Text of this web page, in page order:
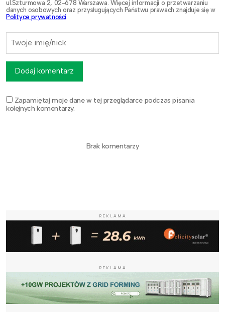
ul.Szturmowa 2, 02-678 Warszawa. Więcej informacji o przetwarzaniu
danych osobowych oraz przysługujących Państwu prawach znajduje się w
Polityce prywatności.
Zapamiętaj moje dane w tej przeglądarce podczas pisania
kolejnych komentarzy.
Dodaj komentarz
Brak komentarzy
REKLAMA
REKLAMA